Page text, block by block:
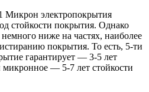
Микрон электропокрытия
стойкости покрытия. Однако
немного ниже на частях, наиболее
покрытия. То есть, 5-ти
гарантирует — 3-5 лет
микронное — 5-7 лет стойкости